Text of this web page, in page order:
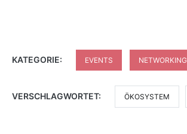
KATEGORIE: EVENTS NETWORKING
VERSCHLAGWORTET: ÖKOSYSTEM